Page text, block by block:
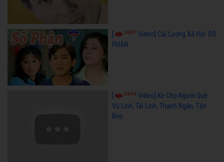
34587 Video] Cải Lương Xã Hội: SỐ
PHẬN
24594 Video] Kẻ Chợ Người Quê -
Vũ Linh, Tài Linh, Thanh Ngân, Tấn
Beo